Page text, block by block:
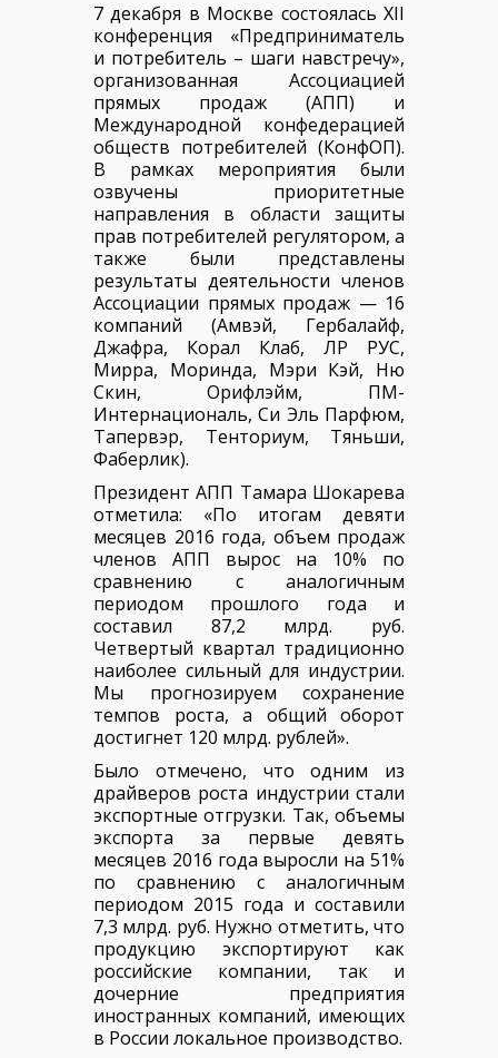
7 декабря в Москве состоялась XII
конференция «Предприниматель
и потребитель – шаги навстречу»,
организованная Ассоциацией
прямых продаж (АПП) и
Международной конфедерацией
обществ потребителей (КонфОП).
В рамках мероприятия были
озвучены приоритетные
направления в области защиты
прав потребителей регулятором, а
также были представлены
результаты деятельности членов
Ассоциации прямых продаж — 16
компаний (Амвэй, Гербалайф,
Джафра, Корал Клаб, ЛР РУС,
Мирра, Моринда, Мэри Кэй, Ню
Скин, Орифлэйм, ПМ-
Интернациональ, Си Эль Парфюм,
Тапервэр, Тенториум, Тяньши,
Фаберлик).
Президент АПП Тамара Шокарева
отметила: «По итогам девяти
месяцев 2016 года, объем продаж
членов АПП вырос на 10% по
сравнению с аналогичным
периодом прошлого года и
составил 87,2 млрд. руб.
Четвертый квартал традиционно
наиболее сильный для индустрии.
Мы прогнозируем сохранение
темпов роста, а общий оборот
достигнет 120 млрд. рублей».
Было отмечено, что одним из
драйверов роста индустрии стали
экспортные отгрузки. Так, объемы
экспорта за первые девять
месяцев 2016 года выросли на 51%
по сравнению с аналогичным
периодом 2015 года и составили
7,3 млрд. руб. Нужно отметить, что
продукцию экспортируют как
российские компании, так и
дочерние предприятия
иностранных компаний, имеющих
в России локальное производство.